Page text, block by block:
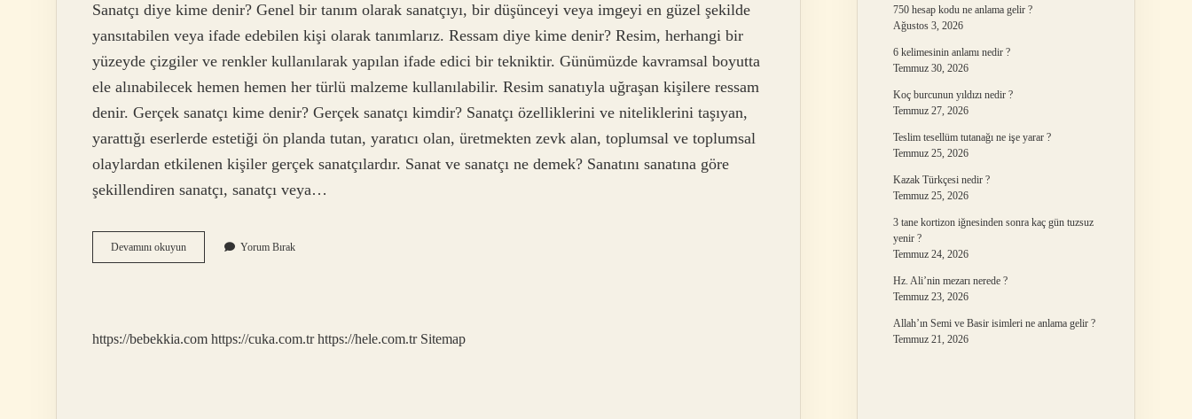
Sanatçı diye kime denir? Genel bir tanım olarak sanatçıyı, bir düşünceyi veya imgeyi en güzel şekilde
yansıtabilen veya ifade edebilen kişi olarak tanımlarız. Ressam diye kime denir? Resim, herhangi bir
yüzeyde çizgiler ve renkler kullanılarak yapılan ifade edici bir tekniktir. Günümüzde kavramsal boyutta
ele alınabilecek hemen hemen her türlü malzeme kullanılabilir. Resim sanatıyla uğraşan kişilere ressam
denir. Gerçek sanatçı kime denir? Gerçek sanatçı kimdir? Sanatçı özelliklerini ve niteliklerini taşıyan,
yarattığı eserlerde estetiği ön planda tutan, yaratıcı olan, üretmekten zevk alan, toplumsal ve toplumsal
olaylardan etkilenen kişiler gerçek sanatçılardır. Sanat ve sanatçı ne demek? Sanatını sanatına göre
şekillendiren sanatçı, sanatçı veya…
Devamını okuyunRessam
Sanatçı
Yorum Bırak
https://bebekkia.com https://cuka.com.tr https://hele.com.tr Sitemap
750 hesap kodu ne anlama gelir ?
Ağustos 3, 2026
6 kelimesinin anlamı nedir ?
Temmuz 30, 2026
Koç burcunun yıldızı nedir ?
Temmuz 27, 2026
Teslim tesellüm tutanağı ne işe yarar ?
Temmuz 25, 2026
Kazak Türkçesi nedir ?
Temmuz 25, 2026
3 tane kortizon iğnesinden sonra kaç gün tuzsuz
yenir ?
Temmuz 24, 2026
Hz. Ali’nin mezarı nerede ?
Temmuz 23, 2026
Allah’ın Semi ve Basir isimleri ne anlama gelir ?
Temmuz 21, 2026